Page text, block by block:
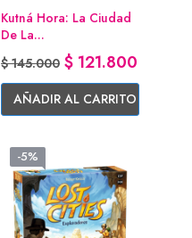
Kutná Hora: La Ciudad
De La...
Precio base
$ 145.000 Precio
$ 121.800
AÑADIR AL CARRITO
-5%